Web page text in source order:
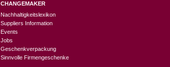
CHANGEMAKER
Nachhaltigkeitslexikon
Suppliers Information
Events
Jobs
Geschenkverpackung
Sinnvolle Firmengeschenke